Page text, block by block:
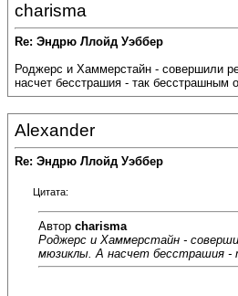
charisma
Re: Эндрю Ллойд Уэббер
Роджерс и Хаммерстайн - совершили
насчет бесстрашия - так бесстрашным
Alexander
Re: Эндрю Ллойд Уэббер
Цитата:
Автор charisma
Роджерс и Хаммерстайн -
мюзиклы. А насчет бесстрашия -